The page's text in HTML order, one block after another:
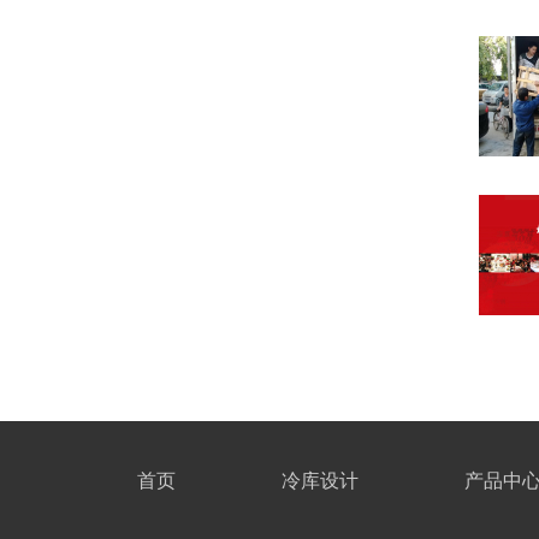
首页 冷库设计 产品中